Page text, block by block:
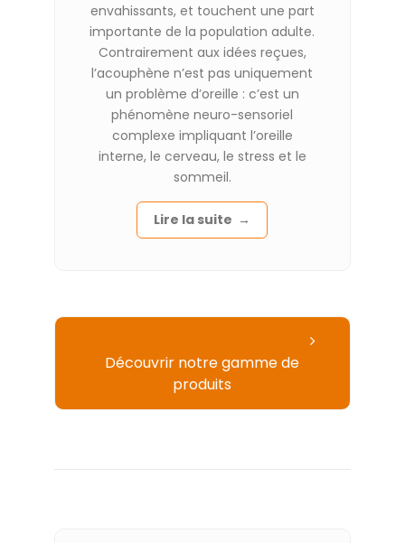
envahissants, et touchent une part
importante de la population adulte.
Contrairement aux idées reçues,
l’acouphène n’est pas uniquement
un problème d’oreille : c’est un
phénomène neuro-sensoriel
complexe impliquant l’oreille
interne, le cerveau, le stress et le
sommeil.
Lire la suite →
Découvrir notre gamme de
produits